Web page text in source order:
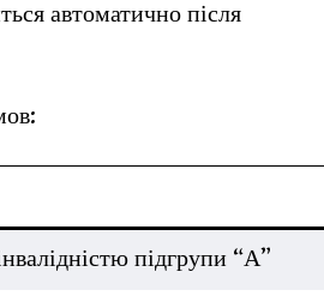
автоматично після
підгрупи “А”